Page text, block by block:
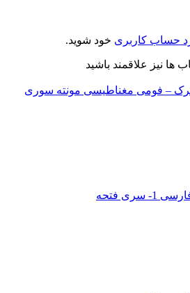
حساب کاربری خود شوید.
نیز علاقمند باشید
– فومی مغناطیسی مونته سوری
فتحه